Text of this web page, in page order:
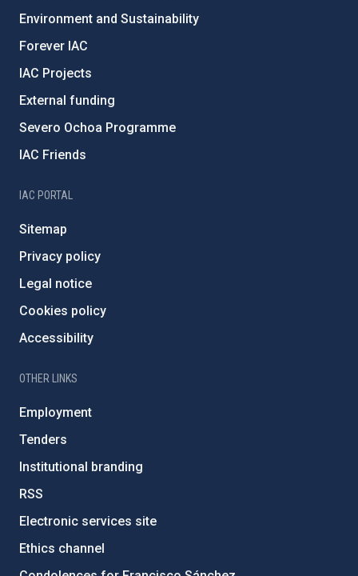
Environment and Sustainability
Forever IAC
IAC Projects
External funding
Severo Ochoa Programme
IAC Friends
IAC PORTAL
Sitemap
Privacy policy
Legal notice
Cookies policy
Accessibility
OTHER LINKS
Employment
Tenders
Institutional branding
RSS
Electronic services site
Ethics channel